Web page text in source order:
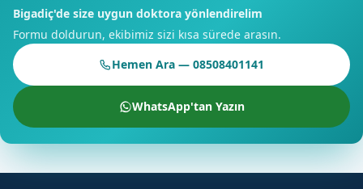
ekibimiz tarafından verilen hizmet, güvenli ve hijyeniktir.
Bigadiç'de Sizi Bekliyoruz
Bigadiç'de sünnet hizmeti, uzman doktorumuz ve ekibimiz
tarafından verilir. Randevu formumuzdan bize ulaşabilirsiniz.
İletişim kanallarımızdan bize ulaşabilirsiniz.
Bigadiç'de size uygun doktora yönlendirelim
Formu doldurun, ekibimiz sizi kısa sürede arasın.
Hemen Ara — 08508401141
WhatsApp'tan Yazın